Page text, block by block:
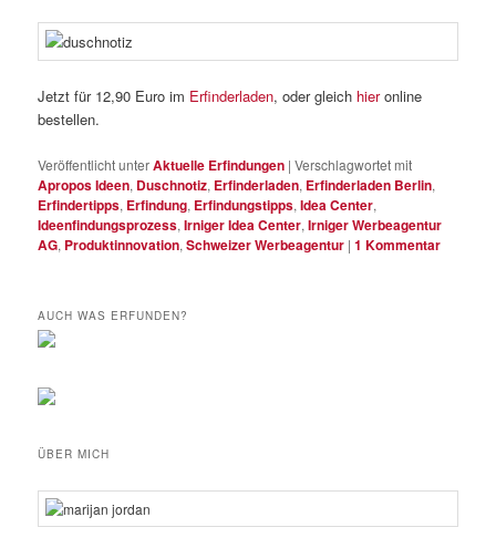
Jetzt für 12,90 Euro im Erfinderladen, oder gleich hieronline
bestellen.
Veröffentlicht unterAktuelle Erfindungen |Verschlagwortet mit
Apropos Ideen, Duschnotiz, Erfinderladen, Erfinderladen Berlin,
Erfindertipps, Erfindung, Erfindungstipps,Idea Center,
Ideenfindungsprozess,Irniger Idea Center,Irniger Werbeagentur
AG, Produktinnovation,Schweizer Werbeagentur |1 Kommentar
AUCH WAS ERFUNDEN?
ÜBER MICH